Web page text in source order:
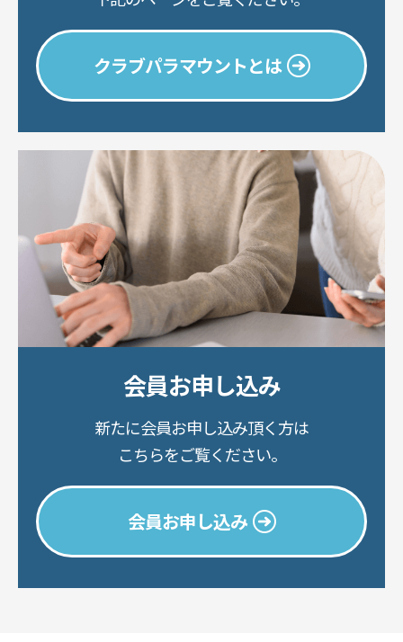
クラブパラマウントとは
会員お申し込み
新たに会員お申し込み頂く方は
こちらをご覧ください。
会員お申し込み